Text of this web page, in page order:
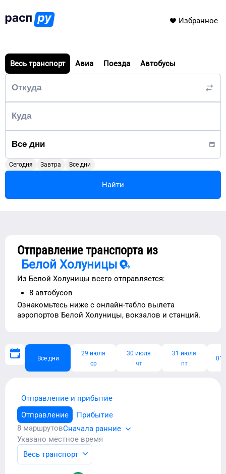
Избранное
Весь транспорт Авиа Поезда Автобусы
Сегодня Завтра Все дни
Найти
Отправление транспорта из
Белой Холуницы
Из Белой Холуницы всего отправляется:
8 автобусов
Ознакомьтесь ниже с онлайн-табло вылета
аэропортов Белой Холуницы, вокзалов и станций.
Все дни
29 июля
ср
30 июля
чт
31 июля
пт
01
Отправление и прибытие
Отправление
Прибытие
8 маршрутовСначала ранние
Указано местное время
Весь транспорт